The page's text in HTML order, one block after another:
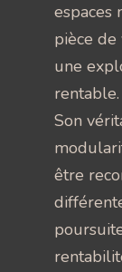
espaces
pièce
une
rentable.
Son
être